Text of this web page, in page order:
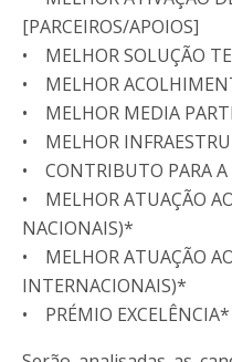
[PARCEIROS/APOIOS]
• MELHOR SOLUÇÃO
• MELHOR
• MELHOR MEDIA
• MELHOR
• CONTRIBUTO PARA
• MELHOR ATUAÇÃO
NACIONAIS)*
• MELHOR ATUAÇÃO
INTERNACIONAIS)*
• PRÉMIO EXCELÊNCIA*